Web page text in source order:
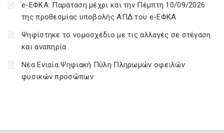
e-ΕΦΚΑ: Παράταση μέχρι και την Πέμπτη 10/09/2026
της προθεσμίας υποβολής ΑΠΔ του e-ΕΦΚΑ
Ψηφίστηκε το νομοσχέδιο με τις αλλαγές σε στέγαση
και αναπηρία
Νέα Ενιαία Ψηφιακή Πύλη Πληρωμών οφειλών
φυσικών προσώπων